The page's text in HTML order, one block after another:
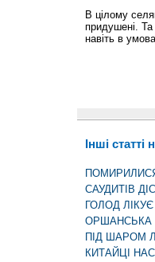
В цілому
придушені.
навіть в
Інші статті
САУДИТІВ
ГОЛОД ЛІКУЄ
ОРШАНСЬКА
ПІД ШАРОМ
КИТАЙЦІ